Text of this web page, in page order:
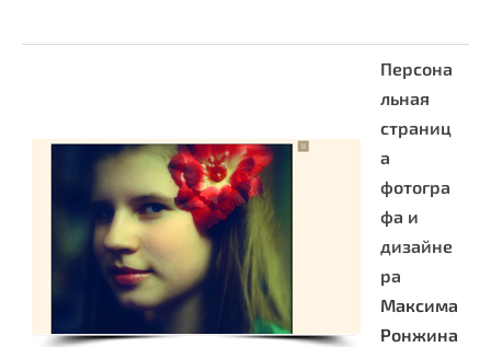
Персона
льная
страниц
а
фотогра
фа и
дизайне
ра
Максима
Ронжина